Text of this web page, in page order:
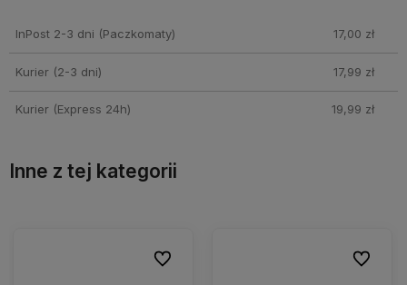
InPost 2-3 dni (Paczkomaty) 17,00 zł
Kurier (2-3 dni) 17,99 zł
Kurier (Express 24h) 19,99 zł
Inne z tej kategorii
Do ulubionych
Do ulubionych Do
Do